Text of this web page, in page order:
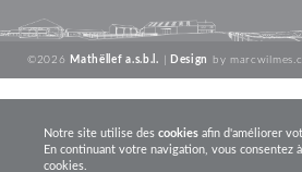
©2026 Mathëllef a.s.b.l. Design by
Notre site utilise des cookies afin d'améliorer
En continuant votre navigation, vous consentez
cookies.